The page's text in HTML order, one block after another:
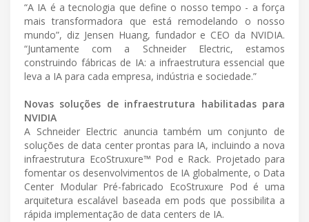
“A IA é a tecnologia que define o nosso tempo - a força
mais transformadora que está remodelando o nosso
mundo”, diz Jensen Huang, fundador e CEO da NVIDIA.
“Juntamente com a Schneider Electric, estamos
construindo fábricas de IA: a infraestrutura essencial que
leva a IA para cada empresa, indústria e sociedade.”
Novas soluções de infraestrutura habilitadas para
NVIDIA
A Schneider Electric anuncia também um conjunto de
soluções de data center prontas para IA, incluindo a nova
infraestrutura EcoStruxure™ Pod e Rack. Projetado para
fomentar os desenvolvimentos de IA globalmente, o Data
Center Modular Pré-fabricado EcoStruxure Pod é uma
arquitetura escalável baseada em pods que possibilita a
rápida implementação de data centers de IA.